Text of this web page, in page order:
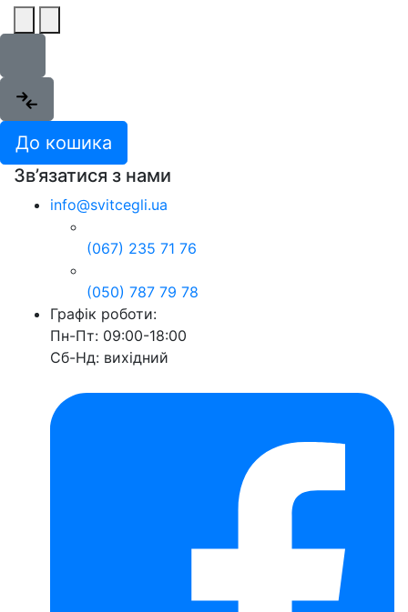
До кошика
Зв’язатися з нами
info@svitcegli.ua
(067) 235 71 76
(050) 787 79 78
Графік роботи:
Пн-Пт: 09:00-18:00
Сб-Нд: вихідний